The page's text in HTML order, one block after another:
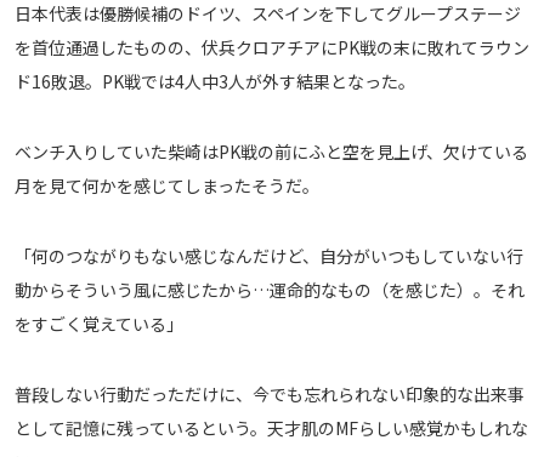
日本代表は優勝候補のドイツ、スペインを下してグループステージ
を首位通過したものの、伏兵クロアチアにPK戦の末に敗れてラウン
ド16敗退。PK戦では4人中3人が外す結果となった。
ベンチ入りしていた柴崎はPK戦の前にふと空を見上げ、欠けている
月を見て何かを感じてしまったそうだ。
「何のつながりもない感じなんだけど、自分がいつもしていない行
動からそういう風に感じたから…運命的なもの（を感じた）。それ
をすごく覚えている」
普段しない行動だっただけに、今でも忘れられない印象的な出来事
として記憶に残っているという。天才肌のMFらしい感覚かもしれな